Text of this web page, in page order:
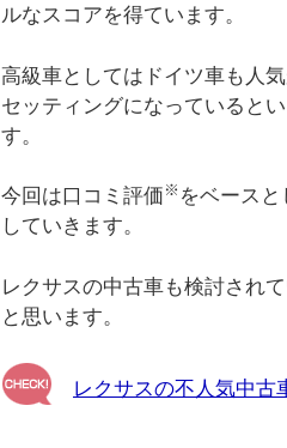
ルなスコアを得ています。
高級車としてはドイツ車も人
セッティングになっていると
す。
今回は口コミ評価 ※ をベース
していきます。
レクサスの中古車も検討され
と思います。
レクサスの不人気中古